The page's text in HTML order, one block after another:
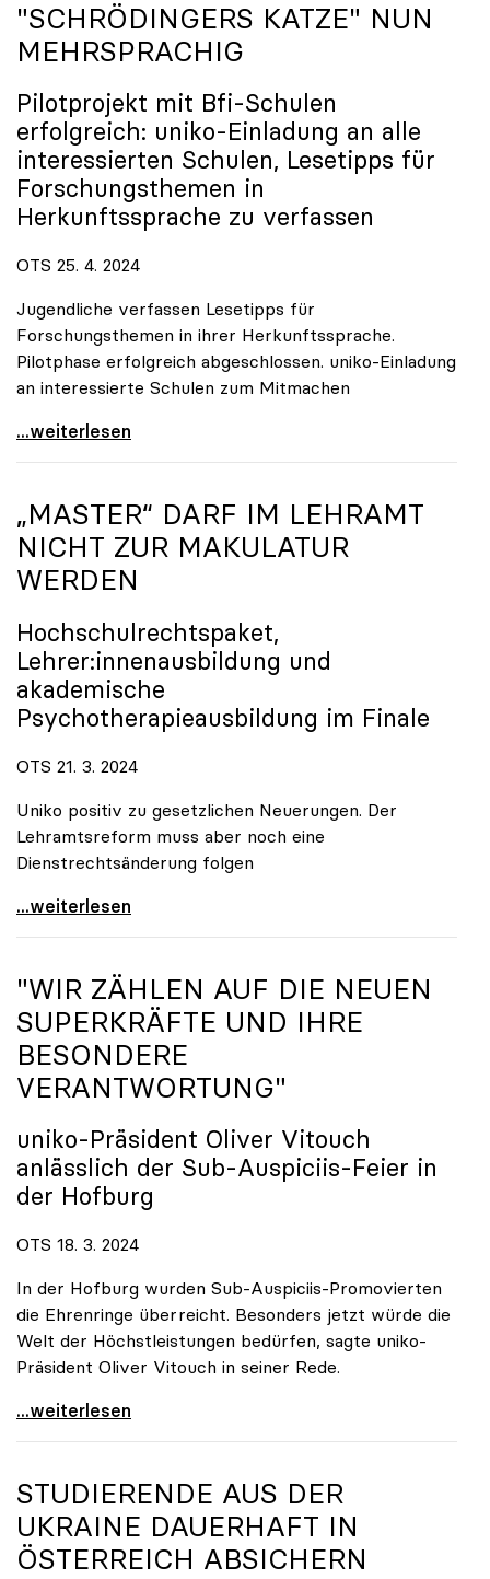
"SCHRÖDINGERS KATZE" NUN
MEHRSPRACHIG
Pilotprojekt mit Bfi-Schulen
erfolgreich: uniko-Einladung an alle
interessierten Schulen, Lesetipps für
Forschungsthemen in
Herkunftssprache zu verfassen
OTS 25. 4. 2024
Jugendliche verfassen Lesetipps für
Forschungsthemen in ihrer Herkunftssprache.
Pilotphase erfolgreich abgeschlossen. uniko-Einladung
an interessierte Schulen zum Mitmachen
uniko-Wissenschaftsblog \"Schrödingers Katze\" nun
...weiterlesen
„MASTER“ DARF IM LEHRAMT
NICHT ZUR MAKULATUR
WERDEN
Hochschulrechtspaket,
Lehrer:innenausbildung und
akademische
Psychotherapieausbildung im Finale
OTS 21. 3. 2024
Uniko positiv zu gesetzlichen Neuerungen. Der
Lehramtsreform muss aber noch eine
Dienstrechtsänderung folgen
„Master“ darf im Lehramt nicht zur Makulatur
...weiterlesen
"WIR ZÄHLEN AUF DIE NEUEN
SUPERKRÄFTE UND IHRE
BESONDERE
VERANTWORTUNG"
uniko-Präsident Oliver Vitouch
anlässlich der Sub-Auspiciis-Feier in
der Hofburg
OTS 18. 3. 2024
In der Hofburg wurden Sub-Auspiciis-Promovierten
die Ehrenringe überreicht. Besonders jetzt würde die
Welt der Höchstleistungen bedürfen, sagte uniko-
Präsident Oliver Vitouch in seiner Rede.
\"Wir zählen auf die neuen Superkräfte und ihre
...weiterlesen
STUDIERENDE AUS DER
UKRAINE DAUERHAFT IN
ÖSTERREICH ABSICHERN